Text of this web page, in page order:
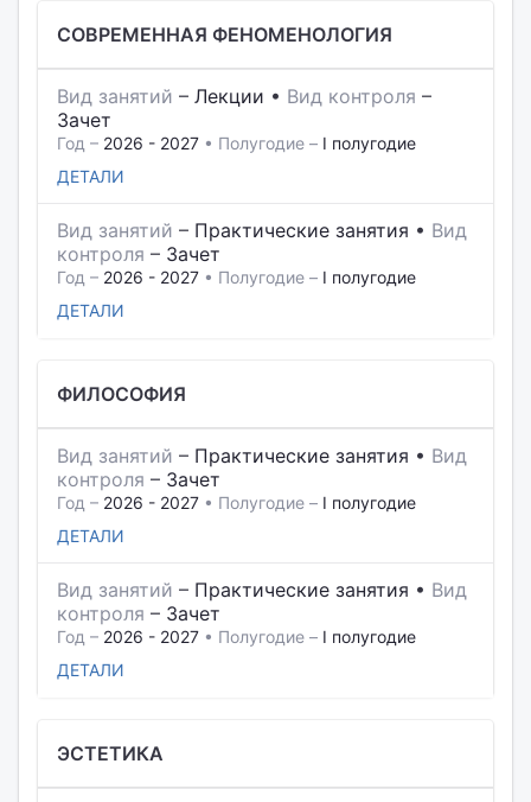
СОВРЕМЕННАЯ ФЕНОМЕНОЛОГИЯ
Вид занятий – Лекции • Вид контроля –
Зачет
Год – 2026 - 2027 • Полугодие – I полугодие
ДЕТАЛИ
Вид занятий – Практические занятия • Вид
контроля – Зачет
Год – 2026 - 2027 • Полугодие – I полугодие
ДЕТАЛИ
ФИЛОСОФИЯ
Вид занятий – Практические занятия • Вид
контроля – Зачет
Год – 2026 - 2027 • Полугодие – I полугодие
ДЕТАЛИ
Вид занятий – Практические занятия • Вид
контроля – Зачет
Год – 2026 - 2027 • Полугодие – I полугодие
ДЕТАЛИ
ЭСТЕТИКА